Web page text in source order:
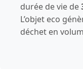
durée de vie de
L’objet eco
déchet en